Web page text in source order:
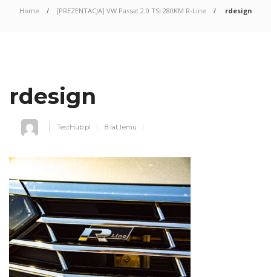
Home [PREZENTACJA] VW Passat 2.0 TSI 280KM R-Line rdesign
rdesign
TestHub.pl 8 lat temu